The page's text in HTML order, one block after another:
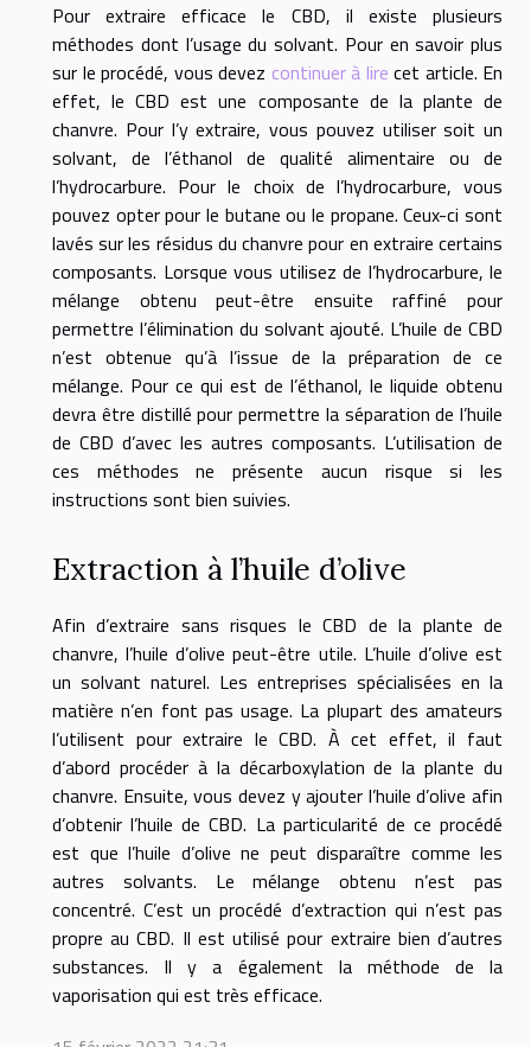
Pour extraire efficace le CBD, il existe plusieurs
méthodes dont l’usage du solvant. Pour en savoir plus
sur le procédé, vous devez continuer à lire cet article. En
effet, le CBD est une composante de la plante de
chanvre. Pour l’y extraire, vous pouvez utiliser soit un
solvant, de l’éthanol de qualité alimentaire ou de
l’hydrocarbure. Pour le choix de l’hydrocarbure, vous
pouvez opter pour le butane ou le propane. Ceux-ci sont
lavés sur les résidus du chanvre pour en extraire certains
composants. Lorsque vous utilisez de l’hydrocarbure, le
mélange obtenu peut-être ensuite raffiné pour
permettre l’élimination du solvant ajouté. L’huile de CBD
n’est obtenue qu’à l’issue de la préparation de ce
mélange. Pour ce qui est de l’éthanol, le liquide obtenu
devra être distillé pour permettre la séparation de l’huile
de CBD d’avec les autres composants. L’utilisation de
ces méthodes ne présente aucun risque si les
instructions sont bien suivies.
Extraction à l’huile d’olive
Afin d’extraire sans risques le CBD de la plante de
chanvre, l’huile d’olive peut-être utile. L’huile d’olive est
un solvant naturel. Les entreprises spécialisées en la
matière n’en font pas usage. La plupart des amateurs
l’utilisent pour extraire le CBD. À cet effet, il faut
d’abord procéder à la décarboxylation de la plante du
chanvre. Ensuite, vous devez y ajouter l’huile d’olive afin
d’obtenir l’huile de CBD. La particularité de ce procédé
est que l’huile d’olive ne peut disparaître comme les
autres solvants. Le mélange obtenu n’est pas
concentré. C’est un procédé d’extraction qui n’est pas
propre au CBD. Il est utilisé pour extraire bien d’autres
substances. Il y a également la méthode de la
vaporisation qui est très efficace.